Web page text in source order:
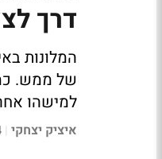
דרך
המלונות
של ממש.
למישהו
איציק יצחקי |